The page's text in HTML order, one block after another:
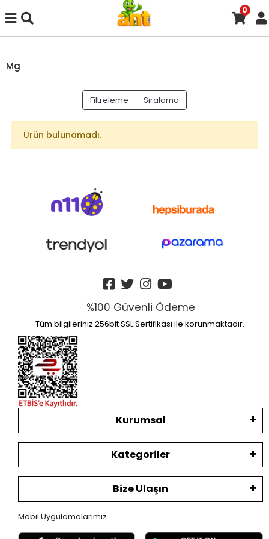
0
Mg
Filtreleme Sıralama
Ürün bulunamadı.
%100 Güvenli Ödeme
Tüm bilgileriniz 256bit SSL Sertifikası ile korunmaktadır.
Kurumsal
Kategoriler
Bize Ulaşın
Mobil Uygulamalarımız